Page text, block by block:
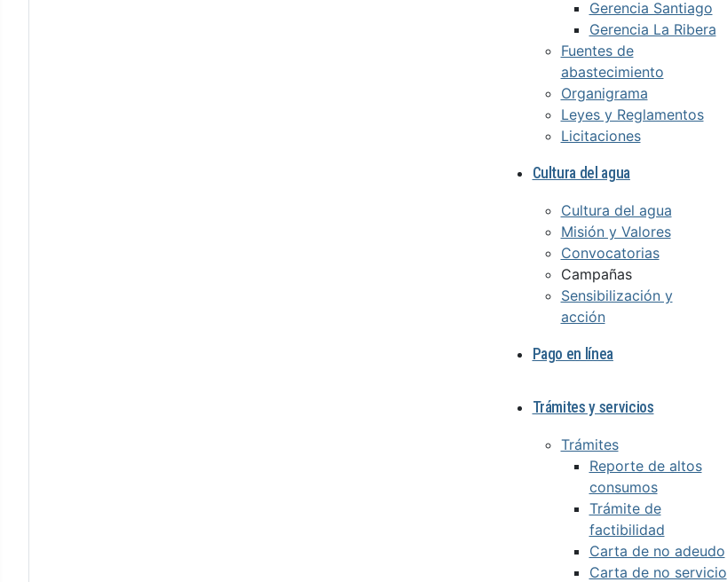
Gerencia Santiago
Gerencia La Ribera
Fuentes de
abastecimiento
Organigrama
Leyes y Reglamentos
Licitaciones
Cultura del agua
Cultura del agua
Misión y Valores
Convocatorias
Campañas
Sensibilización y
acción
Pago en línea
Trámites y servicios
Trámites
Reporte de altos
consumos
Trámite de
factibilidad
Carta de no adeudo
Carta de no servicio